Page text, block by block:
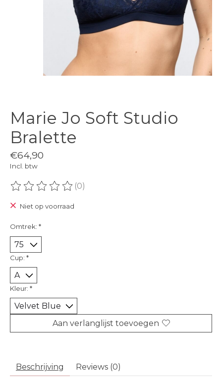
Marie Jo Soft Studio
Bralette
€64,90
Incl. btw
De beoordeling van dit product is
(0)
Niet op voorraad
Omtrek: *
Cup: *
Kleur: *
Aan verlanglijst toevoegen
Beschrijving Reviews (0)